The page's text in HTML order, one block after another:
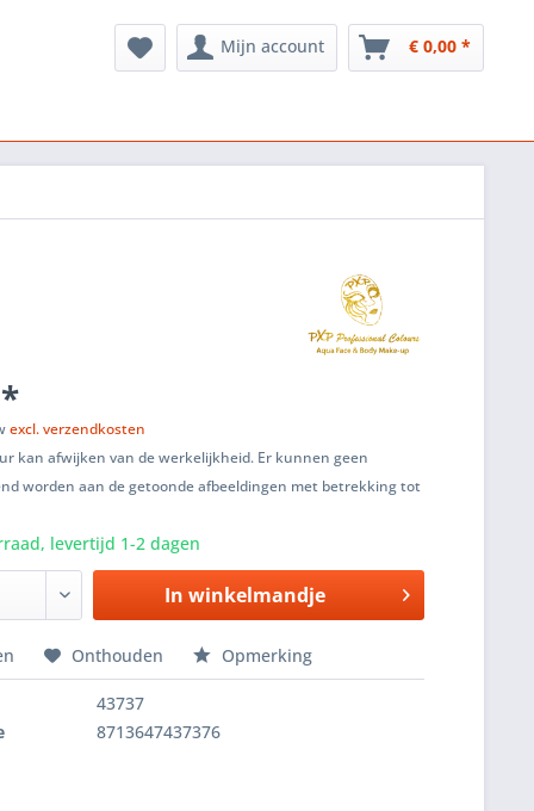
Mijn account € 0,00 *
excl. verzendkosten
kan afwijken van de werkelijkheid. Er kunnen geen
worden aan de getoonde afbeeldingen met betrekking tot
levertijd 1-2 dagen
In winkelmandje
Onthouden Opmerking
43737
8713647437376